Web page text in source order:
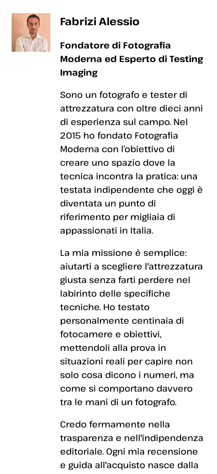
Fabrizi Alessio
Fondatore di Fotografia
Moderna ed Esperto di Testing
Imaging
Sono un fotografo e tester di
attrezzatura con oltre dieci anni
di esperienza sul campo. Nel
2015 ho fondato Fotografia
Moderna con l’obiettivo di
creare uno spazio dove la
tecnica incontra la pratica: una
testata indipendente che oggi è
diventata un punto di
riferimento per migliaia di
appassionati in Italia.
La mia missione è semplice:
aiutarti a scegliere l'attrezzatura
giusta senza farti perdere nel
labirinto delle specifiche
tecniche. Ho testato
personalmente centinaia di
fotocamere e obiettivi,
mettendoli alla prova in
situazioni reali per capire non
solo cosa dicono i numeri, ma
come si comportano davvero
tra le mani di un fotografo.
Credo fermamente nella
trasparenza e nell'indipendenza
editoriale. Ogni mia recensione
e guida all'acquisto nasce dalla